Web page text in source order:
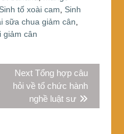
Sinh tố xoài cam
Sinh
sữa chua giảm cân
giảm cân
Next Next
post:
Tổng hợp câu
hỏi về tổ chức hành
nghề luật sư